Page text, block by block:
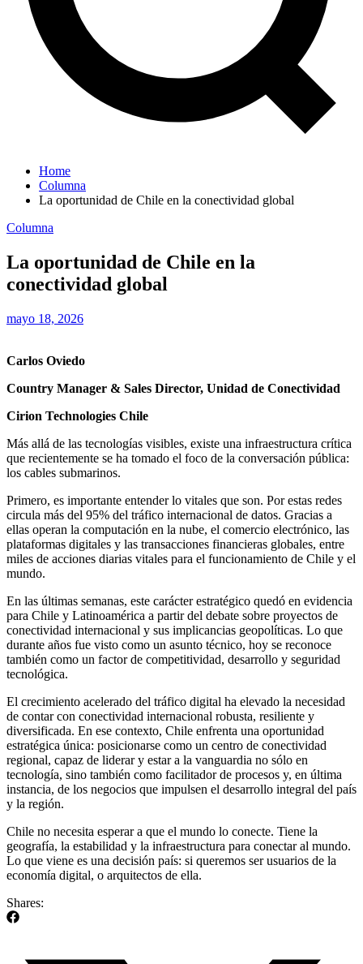
Home
Columna
La oportunidad de Chile en la conectividad global
Columna
La oportunidad de Chile en la
conectividad global
mayo 18, 2026
Carlos Oviedo
Country Manager & Sales Director, Unidad de Conectividad
Cirion Technologies Chile
Más allá de las tecnologías visibles, existe una infraestructura crítica
que recientemente se ha tomado el foco de la conversación pública:
los cables submarinos.
Primero, es importante entender lo vitales que son. Por estas redes
circula más del 95% del tráfico internacional de datos. Gracias a
ellas operan la computación en la nube, el comercio electrónico, las
plataformas digitales y las transacciones financieras globales, entre
miles de acciones diarias vitales para el funcionamiento de Chile y el
mundo.
En las últimas semanas, este carácter estratégico quedó en evidencia
para Chile y Latinoamérica a partir del debate sobre proyectos de
conectividad internacional y sus implicancias geopolíticas. Lo que
durante años fue visto como un asunto técnico, hoy se reconoce
también como un factor de competitividad, desarrollo y seguridad
tecnológica.
El crecimiento acelerado del tráfico digital ha elevado la necesidad
de contar con conectividad internacional robusta, resiliente y
diversificada. En ese contexto, Chile enfrenta una oportunidad
estratégica única: posicionarse como un centro de conectividad
regional, capaz de liderar y estar a la vanguardia no sólo en
tecnología, sino también como facilitador de procesos y, en última
instancia, de los negocios que impulsen el desarrollo integral del país
y la región.
Chile no necesita esperar a que el mundo lo conecte. Tiene la
geografía, la estabilidad y la infraestructura para conectar al mundo.
Lo que viene es una decisión país: si queremos ser usuarios de la
economía digital, o arquitectos de ella.
Shares: